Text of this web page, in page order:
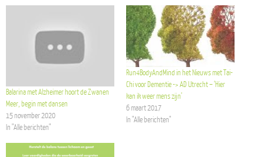
Balarina met Alzheimer hoort de Zwanen
Meer, begin met dansen
15 november 2020
In "Alle berichten"
Run4BodyAndMind in het Nieuws met Tai-
Chi voor Dementie -> AD Utrecht – ‘Hier
kan ik weer mens zijn’
6 maart 2017
In "Alle berichten"